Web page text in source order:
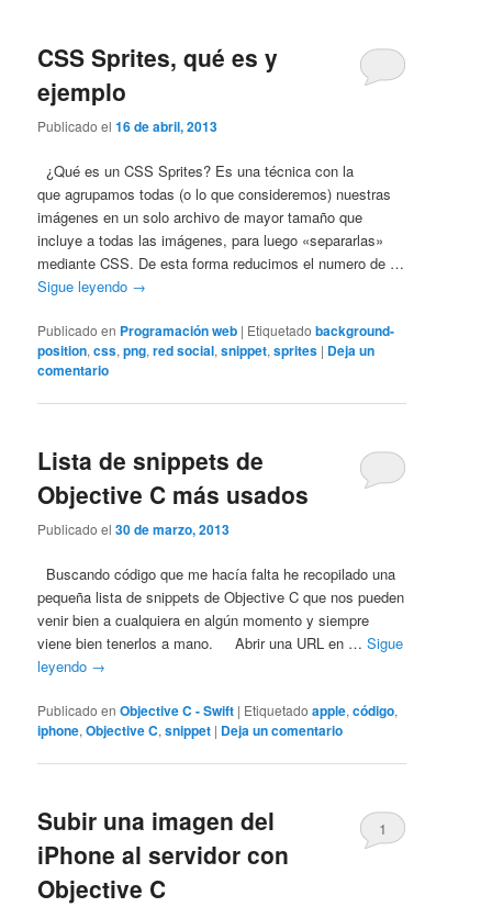
CSS Sprites, qué es y
ejemplo
Publicado el16 de abril, 2013
¿Qué es un CSS Sprites? Es una técnica con la
que agrupamos todas (o lo que consideremos) nuestras
imágenes en un solo archivo de mayor tamaño que
incluye a todas las imágenes, para luego «separarlas»
mediante CSS. De esta forma reducimos el numero de …
Sigue leyendo →
Publicado en Programación web | Etiquetado background-
position,css,png,red social,snippet,sprites | Deja un
comentario
Lista de snippets de
Objective C más usados
Publicado el30 de marzo, 2013
Buscando código que me hacía falta he recopilado una
pequeña lista de snippets de Objective C que nos pueden
venir bien a cualquiera en algún momento y siempre
viene bien tenerlos a mano. Abrir una URL en …Sigue
leyendo →
Publicado en Objective C - Swift | Etiquetado apple,código,
iphone,Objective C,snippet | Deja un comentario
Subir una imagen del
iPhone al servidor con
Objective C
1